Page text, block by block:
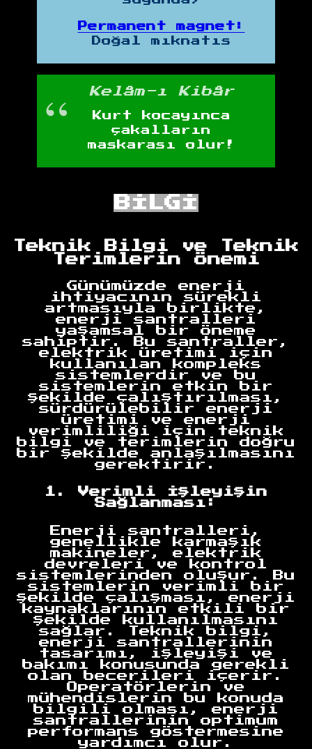
Permanent magnet:
Doğal mıknatıs
Kelâm-ı Kibâr
Kurt kocayınca
çakalların
maskarası olur!
BİLGİ
Teknik Bilgi ve Teknik
Terimlerin Önemi
Günümüzde enerji
ihtiyacının sürekli
artmasıyla birlikte,
enerji santralleri
yaşamsal bir öneme
sahiptir. Bu santraller,
elektrik üretimi için
kullanılan kompleks
sistemlerdir ve bu
sistemlerin etkin bir
şekilde çalıştırılması,
sürdürülebilir enerji
üretimi ve enerji
verimliliği için teknik
bilgi ve terimlerin doğru
bir şekilde anlaşılmasını
gerektirir.
1. Verimli İşleyişin
Sağlanması:
Enerji santralleri,
genellikle karmaşık
makineler, elektrik
devreleri ve kontrol
sistemlerinden oluşur. Bu
sistemlerin verimli bir
şekilde çalışması, enerji
kaynaklarının etkili bir
şekilde kullanılmasını
sağlar. Teknik bilgi,
enerji santrallerinin
tasarımı, işleyişi ve
bakımı konusunda gerekli
olan becerileri içerir.
Operatörlerin ve
mühendislerin bu konuda
bilgili olması, enerji
santrallerinin optimum
performans göstermesine
yardımcı olur.